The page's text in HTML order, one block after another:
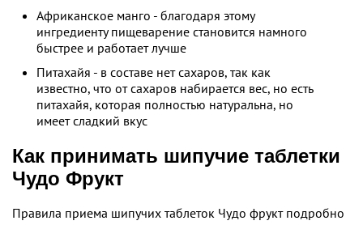
Африканское манго - благодаря этому
ингредиенту пищеварение становится намного
быстрее и работает лучше
Питахайя - в составе нет сахаров, так как
известно, что от сахаров набирается вес, но есть
питахайя, которая полностью натуральна, но
имеет сладкий вкус
Как принимать шипучие таблетки
Чудо Фрукт
Правила приема шипучих таблеток Чудо фрукт подробно